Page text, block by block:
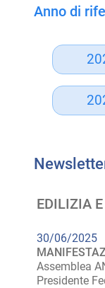
Anno di
EDILIZIA
30/06/2025
Assemblea
Presidente